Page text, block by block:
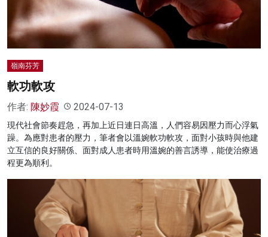
嶺南芬芳
軟功軟攻
作者: 陳妙霞 2024-07-13
現代社會節奏趕急，再加上近日連日高溫，人們容易因壓力而心浮氣
躁。為應對患者的壓力，筆者會以溫婉軟功軟攻，面對小孩時與他建
立互信的良好關係、面對成人患者時用溫婉的善言誘導，能使治療過
程更為順利。